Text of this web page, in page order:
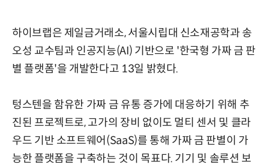
하이브랩은 제일금거래소, 서울시립대 신소재공학과 송
오성 교수팀과 인공지능(AI) 기반으로 '한국형 가짜 금 판
별 플랫폼'을 개발한다고 13일 밝혔다.
텅스텐을 함유한 가짜 금 유통 증가에 대응하기 위해 추
진된 프로젝트로, 고가의 장비 없이도 멀티 센서 및 클라
우드 기반 소프트웨어(SaaS)를 통해 가짜 금 판별이 가
능한 플랫폼을 구축하는 것이 목표다. 기기 및 솔루션 보